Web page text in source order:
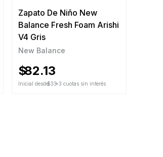
Zapato De Niño New
Balance Fresh Foam Arishi
V4 Gris
New Balance
$82.13
Inicial desde$33+3 cuotas sin interés